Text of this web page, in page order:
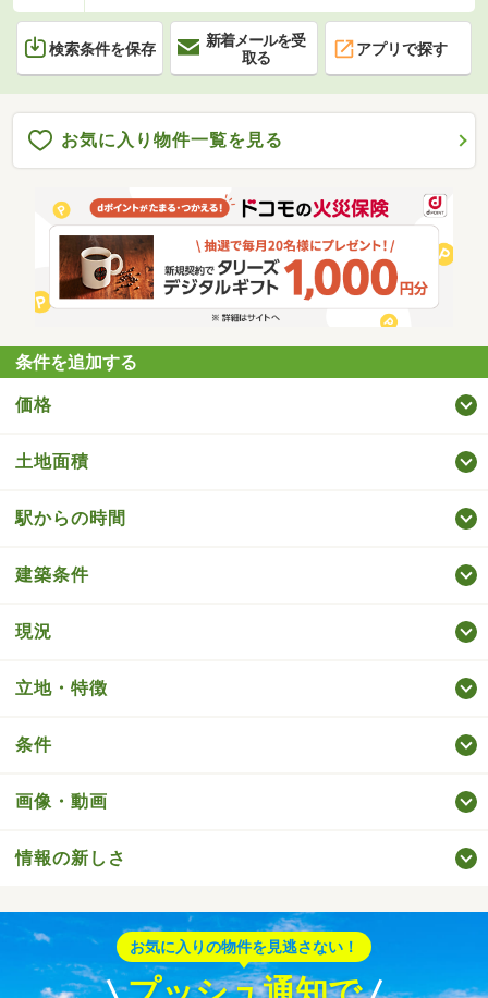
検索条件を保存
新着メールを受
取る
アプリで探す
お気に入り物件一覧を見る
条件を追加する
価格
土地面積
駅からの時間
建築条件
現況
立地・特徴
条件
画像・動画
情報の新しさ
お気に入りの物件を見逃さない！